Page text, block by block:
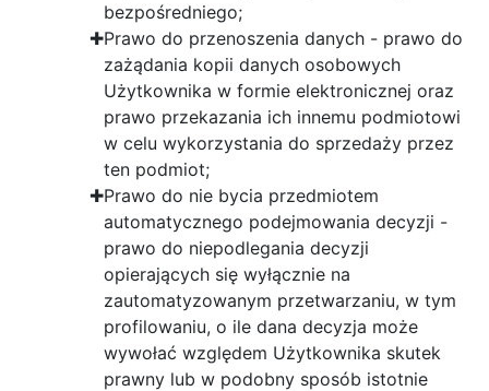
bezpośredniego;
Prawo do przenoszenia danych - prawo do
zażądania kopii danych osobowych
Użytkownika w formie elektronicznej oraz
prawo przekazania ich innemu podmiotowi
w celu wykorzystania do sprzedaży przez
ten podmiot;
Prawo do nie bycia przedmiotem
automatycznego podejmowania decyzji -
prawo do niepodlegania decyzji
opierających się wyłącznie na
zautomatyzowanym przetwarzaniu, w tym
profilowaniu, o ile dana decyzja może
wywołać względem Użytkownika skutek
prawny lub w podobny sposób istotnie